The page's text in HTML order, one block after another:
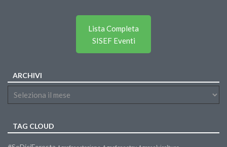
Lista Completa
SISEF Eventi
ARCHIVI
TAG CLOUD